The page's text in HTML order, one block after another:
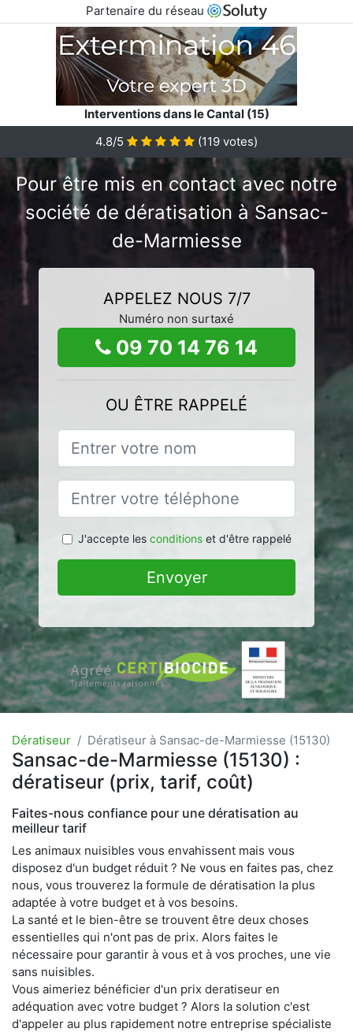
Partenaire du réseau
Interventions dans le Cantal (15)
4.8/5
(119 votes)
Pour être mis en contact avec notre
société de dératisation à Sansac-
de-Marmiesse
APPELEZ NOUS 7/7
Numéro non surtaxé
09 70 14 76 14
OU ÊTRE RAPPELÉ
J'accepte les conditionset d'être rappelé
Envoyer
Dératiseur Dératiseur à Sansac-de-Marmiesse (15130)
Sansac-de-Marmiesse (15130) :
dératiseur (prix, tarif, coût)
Faites-nous confiance pour une dératisation au
meilleur tarif
Les animaux nuisibles vous envahissent mais vous
disposez d'un budget réduit ? Ne vous en faites pas, chez
nous, vous trouverez la formule de dératisation la plus
adaptée à votre budget et à vos besoins.
La santé et le bien-être se trouvent être deux choses
essentielles qui n'ont pas de prix. Alors faites le
nécessaire pour garantir à vous et à vos proches, une vie
sans nuisibles.
Vous aimeriez bénéficier d'un prix deratiseur en
adéquation avec votre budget ? Alors la solution c'est
d'appeler au plus rapidement notre entreprise spécialiste